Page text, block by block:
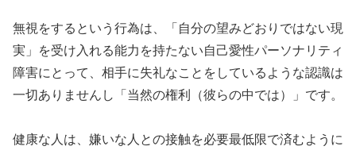
無視をするという行為は、「自分の望みどおりではない現
実」を受け入れる能力を持たない自己愛性パーソナリティ
障害にとって、相手に失礼なことをしているような認識は
一切ありませんし「当然の権利（彼らの中では）」です。
健康な人は、嫌いな人との接触を必要最低限で済むように